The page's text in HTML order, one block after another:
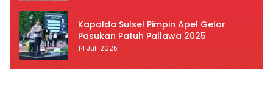
Kapolda Sulsel Pimpin Apel Gelar
Pasukan Patuh Pallawa 2025
14 Juli 2025